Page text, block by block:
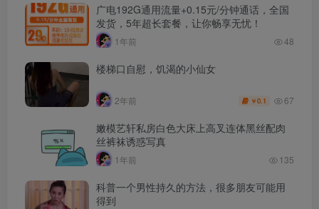
广电192G通用流量+0.15元/分钟通话，全国
发货，5年超长套餐，让你畅享无忧！
1年前 48
楼梯口自慰，饥渴的小仙女
2年前 ￥0.1 67
嫩模艺轩私房白色大床上高叉连体黑丝配肉
丝裤袜诱惑写真
1年前 135
科普一个男性持久的方法，很多朋友可能用
得到